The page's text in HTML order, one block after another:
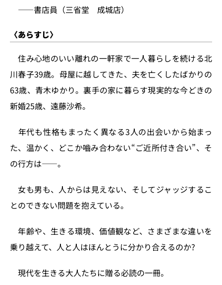
――書店員（三省堂 成城店）
〈あらすじ〉
住み心地のいい離れの一軒家で一人暮らしを続ける北
川春子39歳。母屋に越してきた、夫を亡くしたばかりの
63歳、青木ゆかり。裏手の家に暮らす現実的な今どきの
新婚25歳、遠藤沙希。
年代も性格もまったく異なる3人の出会いから始まっ
た、温かく、どこか嚙み合わない“ご近所付き合い”、そ
の行方は――。
女も男も、人からは見えない、そしてジャッジするこ
とのできない問題を抱えている。
年齢や、生きる環境、価値観など、さまざまな違いを
乗り越えて、人と人はほんとうに分かり合えるのか?
現代を生きる大人たちに贈る必読の一冊。